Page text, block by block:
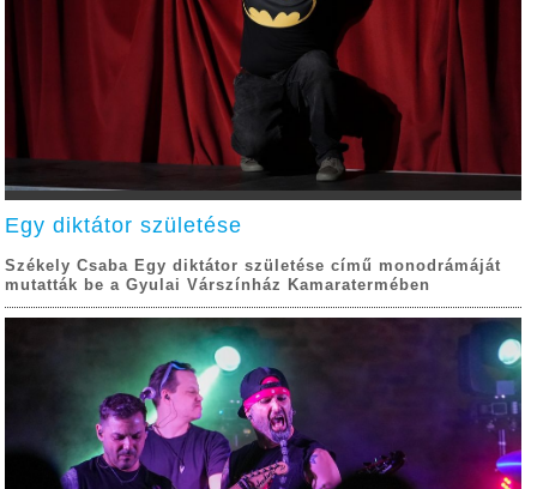
Egy diktátor születése
Székely Csaba Egy diktátor születése című monodrámáját
mutatták be a Gyulai Várszínház Kamaratermében